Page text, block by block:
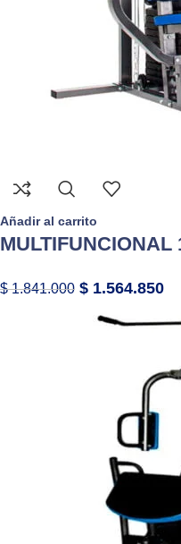
Añadir al carrito
MULTIFUNCIONAL
$1.841.000 $ 1.564.850